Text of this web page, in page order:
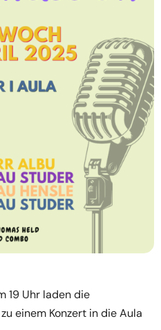
19 Uhr laden die
einem Konzert in die Aula